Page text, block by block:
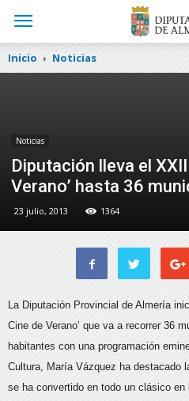
Inicio Noticias
Noticias
Diputación lleva el
Verano’ hasta 36
23 julio, 2013 1364
La Diputación Provincial de Almería
Cine de Verano’ que va a recorrer 36
habitantes con una programación
Cultura, María Vázquez ha destacado
se ha convertido en todo un clásico